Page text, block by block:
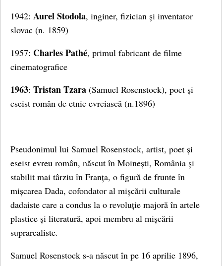
1942: Aurel Stodola, inginer, fizician și inventator
slovac (n. 1859)
1957: Charles Pathé, primul fabricant de filme
cinematografice
1963: Tristan Tzara (Samuel Rosenstock), poet și
eseist român de etnie evreiască (n.1896)
Pseudonimul lui Samuel Rosenstock, artist, poet și
eseist evreu român, născut în Moinești, România și
stabilit mai târziu în Franța, o figură de frunte în
mișcarea Dada, cofondator al mișcării culturale
dadaiste care a condus la o revoluție majoră în artele
plastice și literatură, apoi membru al mișcării
suprarealiste.
Samuel Rosenstock s-a născut în pe 16 aprilie 1896,